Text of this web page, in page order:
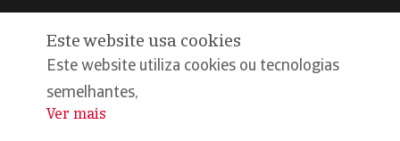
Declaração de privacidade
Compromisso qualidade e segurança
Este website usa cookies
Este website utiliza cookies ou tecnologias
semelhantes,
...
Ver mais